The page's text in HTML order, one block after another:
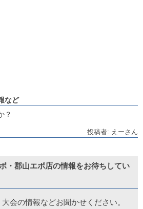
など
？
投稿者: えーさん
・郡山エボ店の情報をお待ちしてい
会の情報などお聞かせください。